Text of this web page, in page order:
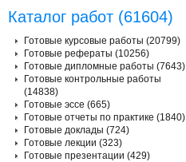
Каталог работ (61604)
Готовые курсовые работы (20799)
Готовые рефераты (10256)
Готовые дипломные работы (7643)
Готовые контрольные работы
(14838)
Готовые эссе (665)
Готовые отчеты по практике (1840)
Готовые доклады (724)
Готовые лекции (323)
Готовые презентации (429)